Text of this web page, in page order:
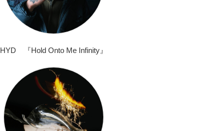
HYD 『Hold Onto Me Infinity』